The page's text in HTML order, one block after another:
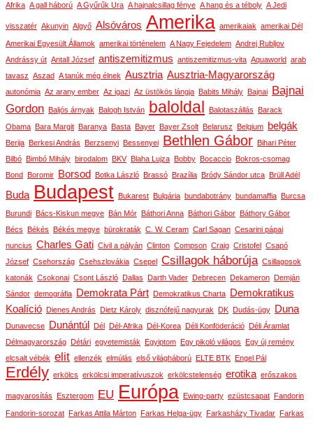
Afrika A gall háború A Gyűrűk Ura A hajnalcsillag fénye A hang és a téboly A Jedi
visszatér Akunyin Algyő Alsóváros Amerika amerikaiak amerikai Dél
Amerikai Egyesült Államok amerikai történelem A Nagy Fejedelem Andrej Rubljov
Andrássy út Antall József antiszemitizmus antiszemitizmus-vita Aquaworld arab
tavasz Aszad A tanúk még élnek Ausztria Ausztria-Magyarország
autonómia Az arany ember Az igazi Az üstökös lángja Babits Mihály Bajnai Bajnai
Gordon
Baljós árnyak Balogh István baloldal Balotaszállás
Barack
Obama
Bara Margit Baranya Basta Bayer Bayer Zsolt Belarusz Belgium belgák
Berija Berkesi András Berzsenyi Bessenyei Bethlen Gábor
Bihari Péter
Bilbó
Bimbó Mihály birodalom BKV Blaha Lujza Bobby Bocaccio
Bokros-csomag
Bond
Boromir Borsod Botka László Brassó Brazília Bródy Sándor utca Brüll Adél
Buda Budapest Bukarest Bulgária bundabotrány bundamaffia Burcsa
Burundi Bács-Kiskun megye Bán Mór Báthori Anna Báthori Gábor
Báthory Gábor
Bécs
Békés Békés megye bürokraták C. W. Ceram Carl Sagan Cesarini pápai
nuncius Charles Gati Civil a pályán Clinton Compson Craig Cristofel
Csapó
József Csehország Csehszlovákia Csepel Csillagok háborúja Csillagosok
katonák Csokonai Csont László Dallas Darth Vader Debrecen Dekameron
Demján
Sándor demográfia Demokrata Párt Demokratikus Charta
Demokratikus
Koalíció
Dienes András Dietz Károly disznófejű nagyurak DK Dudás-ügy Duna
Dunavecse Dunántúl Dél Dél-Afrika Dél-Korea Déli Konföderáció
Déli Áramlat
Délmagyarország
Détári egyetemisták Egyiptom Egy pikoló világos
Egy új remény
elcsalt vébék elit ellenzék elmúlás első világháború ELTE BTK Engel Pál
Erdély erkölcs erkölcsi imperatívuszok erkölcstelenség erotika erőszakos
magyarosítás Esztergom EU Európa Ewing-party ezüstcsapat Fandorin
Fandorin-sorozat Farkas Attila Márton Farkas Helga-ügy Farkasházy Tivadar Farkas